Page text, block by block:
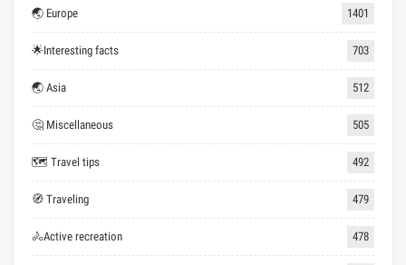
🌏 Europe 1401
🌟Interesting facts 703
🌏 Asia 512
🤔 Miscellaneous 505
🗺 Travel tips 492
🧭 Traveling 479
🚴Active recreation 478